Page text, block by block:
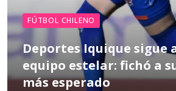
FÚTBOL CHILENO
Deportes Iquique sigue
equipo estelar: fichó a
más esperado